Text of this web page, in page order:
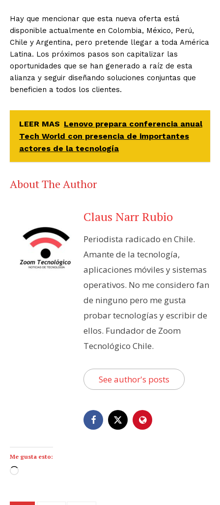
Hay que mencionar que esta nueva oferta está
disponible actualmente en Colombia, México, Perú,
Chile y Argentina, pero pretende llegar a toda América
Latina. Los próximos pasos son capitalizar las
oportunidades que se han generado a raíz de esta
alianza y seguir diseñando soluciones conjuntas que
beneficien a todos los clientes.
LEER MAS Lenovo prepara conferencia anual
Tech World con presencia de importantes
actores de la tecnología
About The Author
Claus Narr Rubio
Periodista radicado en Chile.
Amante de la tecnología,
aplicaciones móviles y sistemas
operativos. No me considero fan
de ninguno pero me gusta
probar tecnologías y escribir de
ellos. Fundador de Zoom
Tecnológico Chile.
See author's posts
Me gusta esto:
C